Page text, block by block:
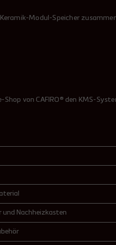
Modul-Speicher
von CAFIRO® den KMS-
und Nachheizkasten